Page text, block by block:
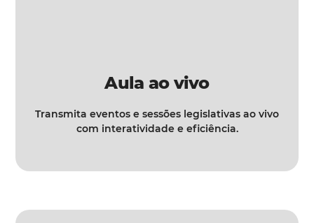
Aula ao vivo
Transmita eventos e sessões legislativas ao vivo
com interatividade e eficiência.